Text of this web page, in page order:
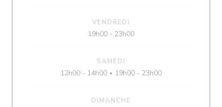
VENDREDI
19h00 - 23h00
SAMEDI
12h00 - 14h00 • 19h00 - 23h00
DIMANCHE